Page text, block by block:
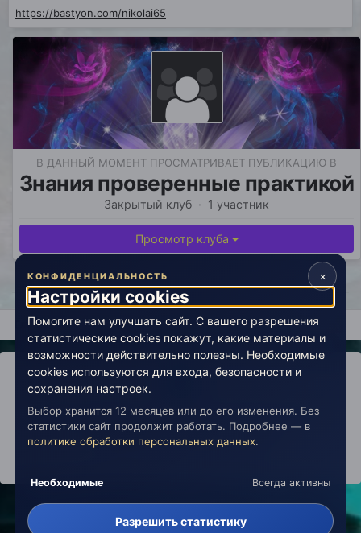
https://bastyon.com/nikolai65
В ДАННЫЙ МОМЕНТ ПРОСМАТРИВАЕТ ПУБЛИКАЦИЮ В
Знания проверенные практикой
Закрытый клуб · 1 участник
Просмотр клуба
Главная Клубы Знания проверенные практикой
IPS ThemebyIPSFocus
Политика конфиденциальности
Обратная связь
Настройки cookies
copyright © 2026 Живая Эзотерика
×
КОНФИДЕНЦИАЛЬНОСТЬ
Настройки cookies
Помогите нам улучшать сайт. С вашего разрешения
статистические cookies покажут, какие материалы и
возможности действительно полезны. Необходимые
cookies используются для входа, безопасности и
сохранения настроек.
Выбор хранится 12 месяцев или до его изменения. Без
статистики сайт продолжит работать. Подробнее — в
политике обработки персональных данных.
Необходимые Всегда активны
Разрешить статистику